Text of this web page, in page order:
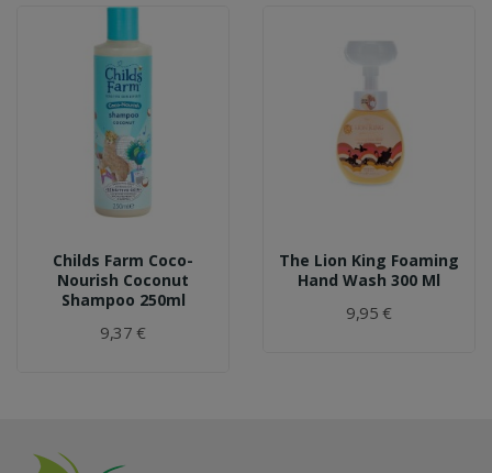
Childs Farm Coco-
Nourish Coconut
Shampoo 250ml
9,37 €
The Lion King Foaming
Hand Wash 300 Ml
9,95 €